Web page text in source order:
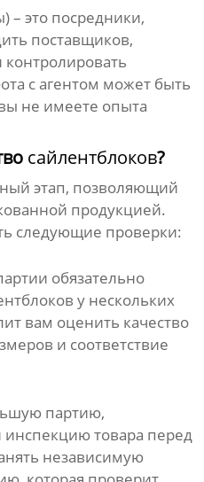
– это посредники,
поставщиков,
с агентом может быть
не имеете опыта
сайлентблоков?
этап, позволяющий
продукцией.
следующие проверки:
обязательно
у нескольких
вам оценить качество
и соответствие
партию,
инспекцию товара перед
независимую